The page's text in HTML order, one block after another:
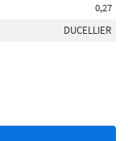
0,27
DUCELLIER